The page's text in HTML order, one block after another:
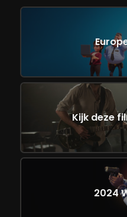
Kijk deze
2024